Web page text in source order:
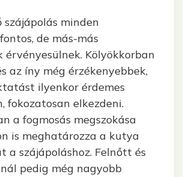
szájápolás minden
de más-más
érvényesülnek. Kölyökkorban
az íny még érzékenyebbek,
ilyenkor érdemes
fokozatosan elkezdeni.
a fogmosás megszokása
is meghatározza a kutya
a szájápoláshoz. Felnőtt és
pedig még nagyobb